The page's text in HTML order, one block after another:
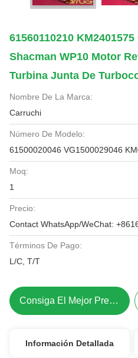
61560110210
Shacman WP10 Motor
Turbina Junta De
Nombre De La Marca:
Carruchi
Número De Modelo:
61500020046 VG1500029046
Moq:
1
Precio:
Contact WhatsApp/WeChat:
Términos De Pago:
L/C, T/T
Consiga El Mejor Precio
Información Detallada